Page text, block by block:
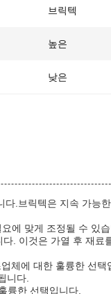
브릭텍
높은
낮은
.브릭텍은 지속 가능
에 맞게 조정될 수 있습
. 이것은 가열 후 재료
체에 대한 훌륭한 선택
니다.
륭한 선택입니다.